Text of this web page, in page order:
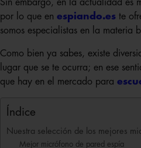
Sin embargo, en la actualidad es
por lo que en espiando.este
somos especialistas en la materia
Como bien ya sabes, existe
lugar que se te ocurra; en ese
que hay en el mercado para
Índice
Nuestra selección de los mejores
Mejor micrófono de pared espía